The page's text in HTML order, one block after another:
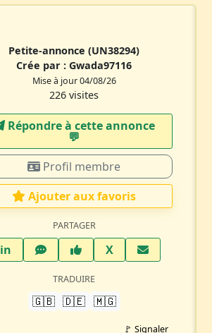
Petite-annonce(UN38294)
Crée par :Gwada97116
Mise à jour 04/08/26
226 visites
Répondre à cette annonce
💬​
Profil membre
Ajouter aux favoris
PARTAGER
inLinkedInWhatsAppFacebook
XTwitter X
TRADUIRE
🇬🇧 🇩🇪 🇲🇬
🚩 Signaler